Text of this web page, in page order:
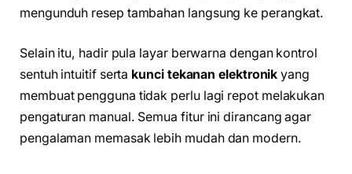
mengunduh resep tambahan langsung ke perangkat.
Selain itu, hadir pula layar berwarna dengan kontrol
sentuh intuitif serta kunci tekanan elektronik yang
membuat pengguna tidak perlu lagi repot melakukan
pengaturan manual. Semua fitur ini dirancang agar
pengalaman memasak lebih mudah dan modern.